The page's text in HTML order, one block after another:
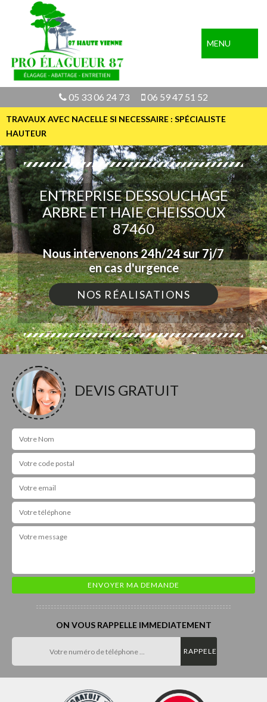
MENU
05 33 06 24 73 06 59 47 51 52
TRAVAUX AVEC NACELLE SI NECESSAIRE : SPÉCIALISTE
HAUTEUR
ENTREPRISE DESSOUCHAGE
ARBRE ET HAIE CHEISSOUX
87460
Nous intervenons 24h/24 sur 7j/7
en cas d'urgence
NOS RÉALISATIONS
DEVIS GRATUIT
ON VOUS RAPPELLE IMMEDIATEMENT